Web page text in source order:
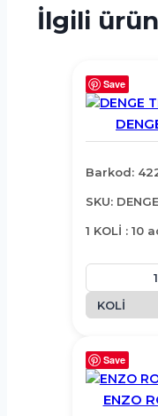
İlgili
Save
Barkod:
SKU:
1 KOLİ : 10
Save
ENZO